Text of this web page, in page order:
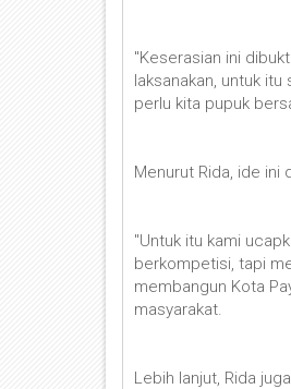
"Keserasian ini
laksanakan, untuk
perlu kita pupuk
Menurut Rida, ide ini
"Untuk itu kami
berkompetisi, tapi
membangun Kota
masyarakat.
Lebih lanjut, Rida